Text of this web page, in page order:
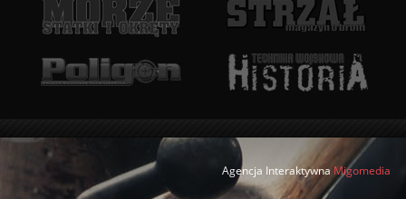
Agencja Interaktywna Migomedia